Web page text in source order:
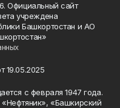
Официальный сайт
учреждена
Башкортостан и АО
19.05.2025
с февраля 1947 года.
«Башкирский